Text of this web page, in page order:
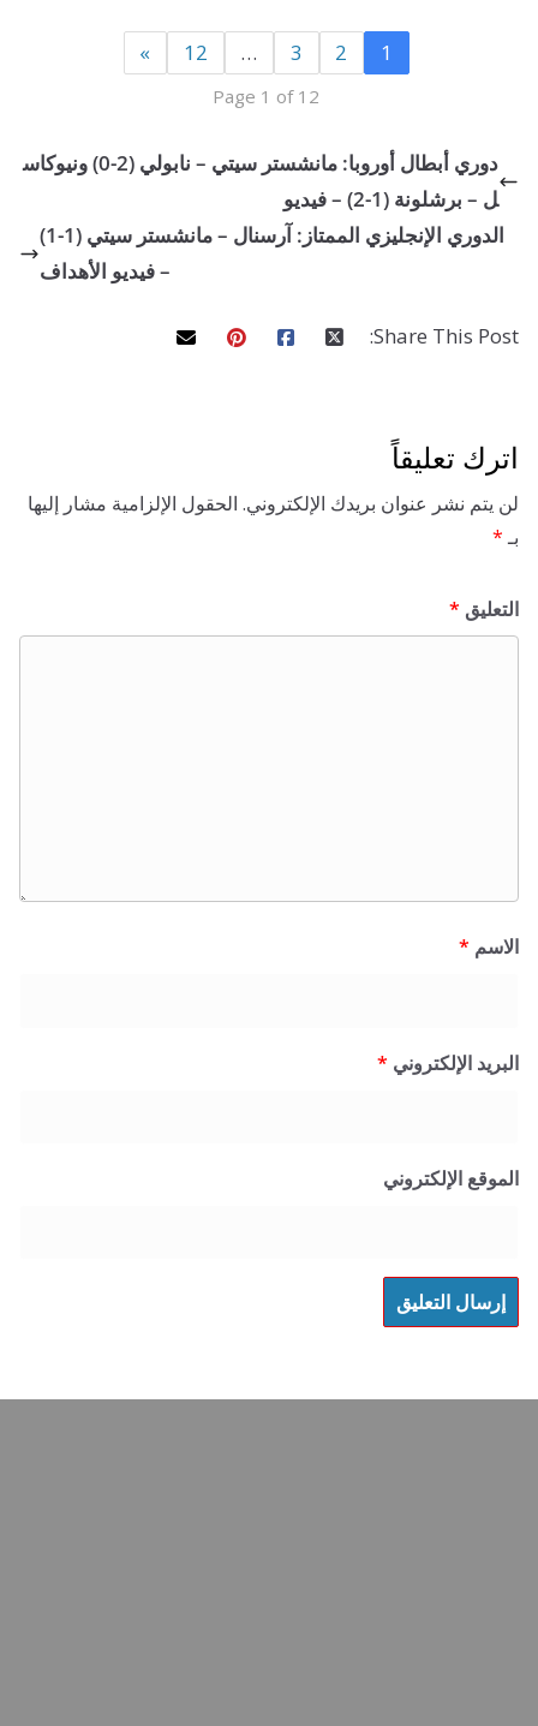
12
»
Page 1 of 12
دوري أبطال أوروبا: مانشستر سيتي – نابولي (2-0) ونيوكاس
(1-2) – فيديو
الدوري الإنجليزي الممتاز: آرسنال – مانشستر سيتي (1-1)
– فيديو الأهداف
Share This
نشر عنوان بريدك الإلكتروني.الحقول الإلزامية مشار إليها
*
الإلكتروني*
الإلكتروني